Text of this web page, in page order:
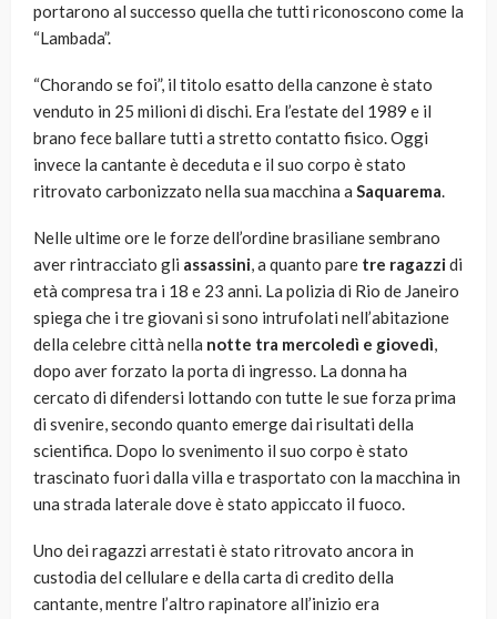
portarono al successo quella che tutti riconoscono come la
“Lambada”.
“Chorando se foi”, il titolo esatto della canzone è stato
venduto in 25 milioni di dischi. Era l’estate del 1989 e il
brano fece ballare tutti a stretto contatto fisico. Oggi
invece la cantante è deceduta e il suo corpo è stato
ritrovato carbonizzato nella sua macchina a Saquarema.
Nelle ultime ore le forze dell’ordine brasiliane sembrano
aver rintracciato gli assassini, a quanto pare tre ragazzidi
età compresa tra i 18 e 23 anni. La polizia di Rio de Janeiro
spiega che i tre giovani si sono intrufolati nell’abitazione
della celebre città nella notte tra mercoledì e giovedì,
dopo aver forzato la porta di ingresso. La donna ha
cercato di difendersi lottando con tutte le sue forza prima
di svenire, secondo quanto emerge dai risultati della
scientifica. Dopo lo svenimento il suo corpo è stato
trascinato fuori dalla villa e trasportato con la macchina in
una strada laterale dove è stato appiccato il fuoco.
Uno dei ragazzi arrestati è stato ritrovato ancora in
custodia del cellulare e della carta di credito della
cantante, mentre l’altro rapinatore all’inizio era